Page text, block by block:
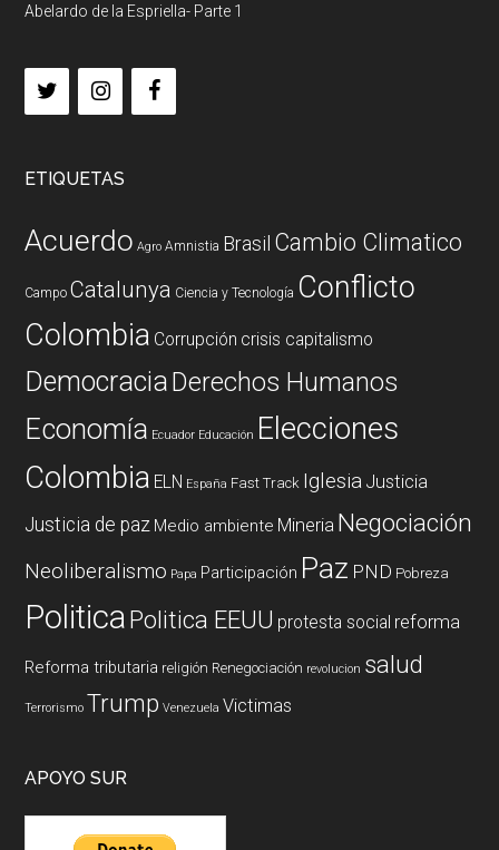
Abelardo de la Espriella- Parte 1
ETIQUETAS
Acuerdo Agro Amnistia Brasil Cambio Climatico
Campo Catalunya Ciencia y Tecnología Conflicto
Colombia Corrupción crisis capitalismo
DemocraciaDerechos Humanos
Economía Ecuador Educación Elecciones
Colombia ELN España Fast Track Iglesia Justicia
Justicia de paz Medio ambiente Mineria Negociación
Neoliberalismo Papa Participación Paz PND Pobreza
PoliticaPolitica EEUU protesta social reforma
Reforma tributaria religión Renegociación revolucion salud
Terrorismo Trump Venezuela Victimas
APOYO SUR